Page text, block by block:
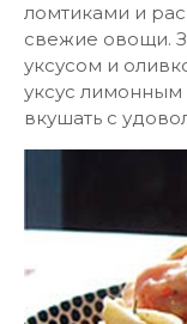
ломтиками и
свежие овощи.
уксусом и
уксус лимонным
вкушать с